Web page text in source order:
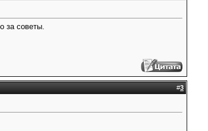
за советы.
#3